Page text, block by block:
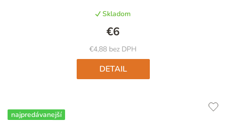
je
5,0
z
5
hviezdičiek.
Skladom
€4,88 bez DPH
€6
DETAIL
najpredávanejší